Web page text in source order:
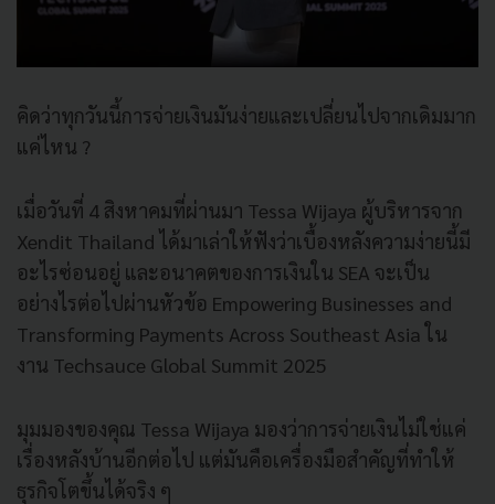
คิดว่าทุกวันนี้การจ่ายเงินมันง่ายและเปลี่ยนไปจากเดิมมาก
แค่ไหน ?
เมื่อวันที่ 4 สิงหาคมที่ผ่านมา Tessa Wijaya ผู้บริหารจาก
Xendit Thailand ได้มาเล่าให้ฟังว่าเบื้องหลังความง่ายนี้มี
อะไรซ่อนอยู่ และอนาคตของการเงินใน SEA จะเป็น
อย่างไรต่อไปผ่านหัวข้อ Empowering Businesses and
Transforming Payments Across Southeast Asia ใน
งาน Techsauce Global Summit 2025
มุมมองของคุณ Tessa Wijaya มองว่าการจ่ายเงินไม่ใช่แค่
เรื่องหลังบ้านอีกต่อไป แต่มันคือเครื่องมือสำคัญที่ทำให้
ธุรกิจโตขึ้นได้จริง ๆ